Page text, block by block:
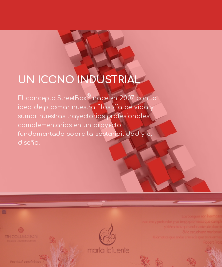
UN ICONO INDUSTRIAL
El concepto StreetBox® nace en 2007 con la
idea de plasmar nuestra filosofía de vida y
sumar nuestras trayectorias profesionales
complementarias en un proyecto
fundamentado sobre la sostenibilidad y el
diseño.